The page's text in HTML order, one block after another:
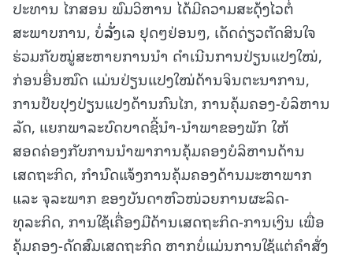
ປະທານ ໄກສອນ ພົມວິຫານ ໄດ້ມີຄວາມສະດຸ້ງໄວຕໍ່
ສະພາບການ, ບໍ່ລັ່ງເລ ຢຸດໆຢ່ອນໆ, ເດັດດ່ຽວຕັດສິນໃຈ
ຮ່ວມກັບໝູ່ສະຫາຍການນໍາ ດໍາເນີນການປ່ຽນແປງໃໝ່,
ກ່ອນອື່ນໝົດ ແມ່ນປ່ຽນແປງໃໝ່ດ້ານຈິນຕະນາການ,
ການປັບປຸງປ່ຽນແປງດ້ານກົນໄກ, ການຄຸ້ມຄອງ-ບໍລິຫານ
ລັດ, ແຍກພາລະບົດບາດຊີ້ນຳ-ນຳພາຂອງພັກ ໃຫ້
ສອດຄ່ອງກັບການນຳພາການຄຸ້ມຄອງບໍລິຫານດ້ານ
ເສດຖະກິດ, ກໍານົດແຈ້ງການຄຸ້ມຄອງດ້ານມະຫາພາກ
ແລະ ຈຸລະພາກ ຂອງບັນດາຫົວໜ່ວຍການຜະລິດ-
ທຸລະກິດ, ການໃຊ້ເຄື່ອງມືດ້ານເສດຖະກິດ-ການເງິນ ເພື່ອ
ຄຸ້ມຄອງ-ດັດສົມເສດຖະກິດ ຫາກບໍ່ແມ່ນການໃຊ້ແຕ່ຄໍາສັ່ງ